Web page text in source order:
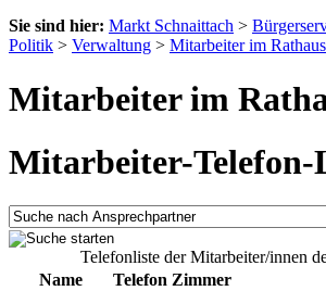
Sie sind hier: Markt Schnaittach >
Politik > Verwaltung > Mitarbeiter im Rathaus
Mitarbeiter im
Mitarbeiter-Telefon-
Telefonliste der Mitarbeiter/innen
Name
Telefon Zimmer